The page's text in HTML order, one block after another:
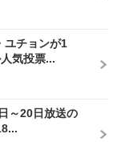
ユチョンが1
気投票...
～20日放送の